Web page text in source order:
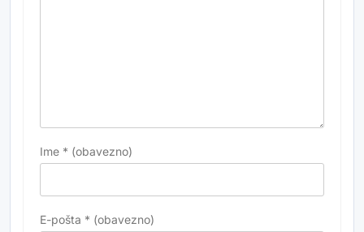
Ime * (obavezno)
E-pošta * (obavezno)